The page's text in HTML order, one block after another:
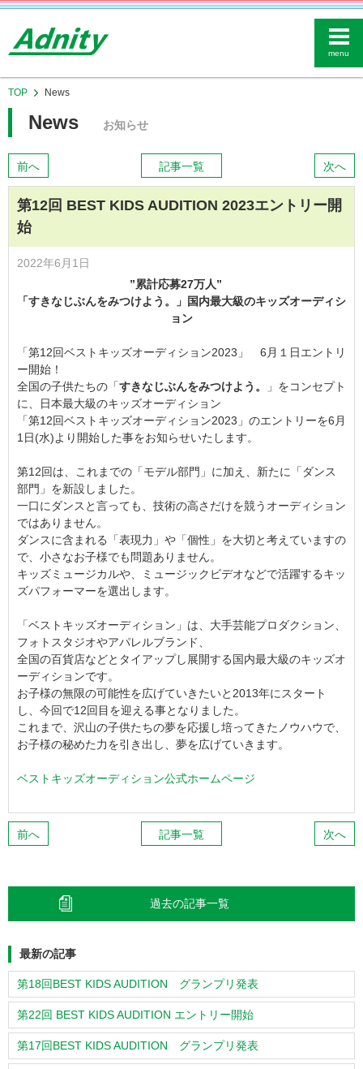
menu
TOP News
News お知らせ
前へ 次へ
記事一覧
第12回 BEST KIDS AUDITION 2023エントリー開
始
2022年6月1日
”累計応募27万人”
「すきなじぶんをみつけよう。」国内最大級のキッズオーディシ
ョン
「第12回ベストキッズオーディション2023」 6月１日エントリ
ー開始！
全国の子供たちの「すきなじぶんをみつけよう。
」をコンセプト
に、日本最大級のキッズオーディション
「第12回ベストキッズオーディション2023」のエントリーを6月
1日(水)より開始した事をお知らせいたします。
第12回は、これまでの「モデル部門」に加え、新たに「ダンス
部門」を新設しました。
一口にダンスと言っても、技術の高さだけを競うオーディション
ではありません。
ダンスに含まれる「表現力」や「個性」を大切と考えていますの
で、小さなお子様でも問題ありません。
キッズミュージカルや、ミュージックビデオなどで活躍するキッ
ズパフォーマーを選出します。
「ベストキッズオーディション」は、大手芸能プロダクション、
フォトスタジオやアパレルブランド、
全国の百貨店などとタイアップし展開する国内最大級のキッズオ
ーディションです。
お子様の無限の可能性を広げていきたいと2013年にスタート
し、今回で12回目を迎える事となりました。
これまで、沢山の子供たちの夢を応援し培ってきたノウハウで、
お子様の秘めた力を引き出し、夢を広げていきます。
ベストキッズオーディション公式ホームページ
前へ 次へ
記事一覧
過去の記事一覧
最新の記事
第18回BEST KIDS AUDITION グランプリ発表
第22回 BEST KIDS AUDITION エントリー開始
第17回BEST KIDS AUDITION グランプリ発表